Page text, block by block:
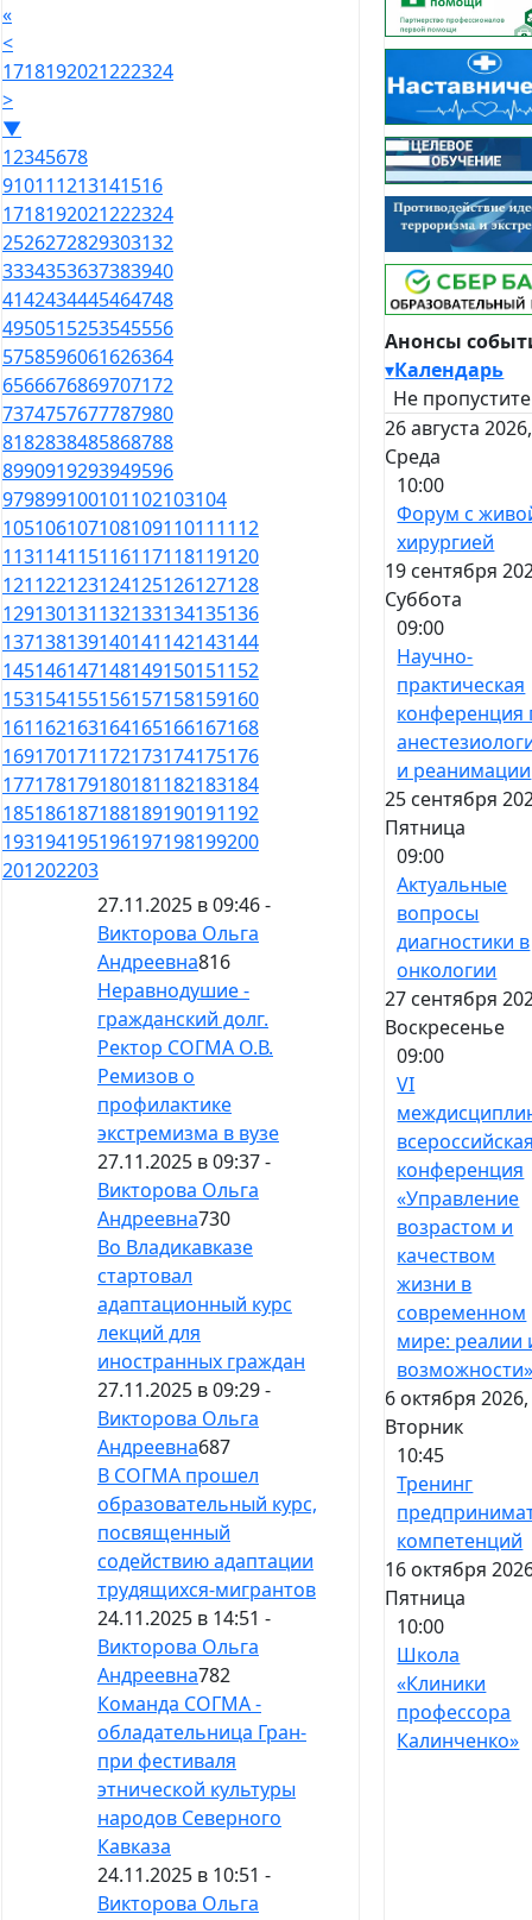
«
<
1718192021222324
>
▼
12345678
910111213141516
1718192021222324
2526272829303132
3334353637383940
4142434445464748
4950515253545556
5758596061626364
6566676869707172
7374757677787980
8182838485868788
8990919293949596
979899100101102103104
105106107108109110111112
113114115116117118119120
121122123124125126127128
129130131132133134135136
137138139140141142143144
145146147148149150151152
153154155156157158159160
161162163164165166167168
169170171172173174175176
177178179180181182183184
185186187188189190191192
193194195196197198199200
201202203
27.11.2025 в 09:46 -
Викторова Ольга
Андреевна816
Неравнодушие -
гражданский долг.
Ректор СОГМА О.В.
Ремизов о
профилактике
экстремизма в вузе
27.11.2025 в 09:37 -
Викторова Ольга
Андреевна730
Во Владикавказе
стартовал
адаптационный курс
лекций для
иностранных граждан
27.11.2025 в 09:29 -
Викторова Ольга
Андреевна687
В СОГМА прошел
образовательный курс,
посвященный
содействию адаптации
трудящихся-мигрантов
24.11.2025 в 14:51 -
Викторова Ольга
Андреевна782
Команда СОГМА -
обладательница Гран-
при фестиваля
этнической культуры
народов Северного
Кавказа
24.11.2025 в 10:51 -
Викторова Ольга
Анонсы
▾Календарь
Не
26 августа 2026,
Среда
10:00
Форум с
хирургией
19 сентября
Суббота
09:00
Научно-
практическая
конференция
и реанимации
25 сентября
Пятница
09:00
Актуальные
вопросы
диагностики в
онкологии
27 сентября
Воскресенье
09:00
VI
конференция
«Управление
возрастом и
качеством
жизни в
современном
мире: реалии
6 октября 2026,
Вторник
10:45
Тренинг
компетенций
16 октября
Пятница
10:00
Школа
«Клиники
профессора
Калинченко»